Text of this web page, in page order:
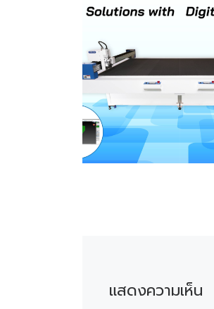
แสดงความเห็น